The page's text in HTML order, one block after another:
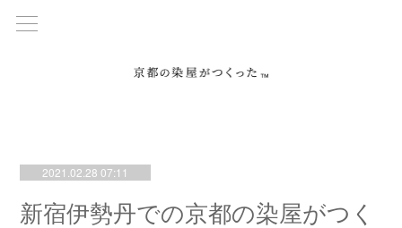
2021.02.28 07:11
新宿伊勢丹での京都の染屋がつく